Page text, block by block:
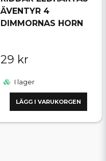
ÄVENTYR 4
DIMMORNAS HORN
29 kr
I lager
LÄGG I VARUKORGEN